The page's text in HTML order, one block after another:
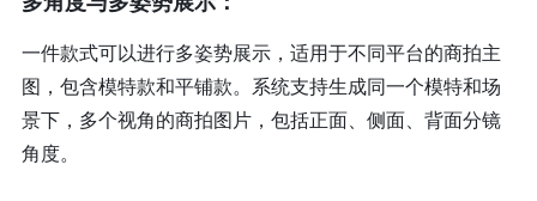
一件款式可以进行多姿势展示，适用于不同平台的商拍主
图，包含模特款和平铺款。系统支持生成同一个模特和场
景下，多个视角的商拍图片，包括正面、侧面、背面分镜
角度。